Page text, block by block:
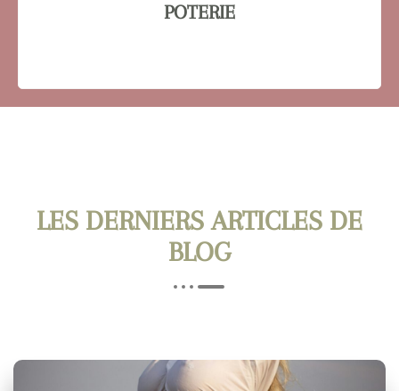
POTERIE
LES DERNIERS ARTICLES DE
BLOG